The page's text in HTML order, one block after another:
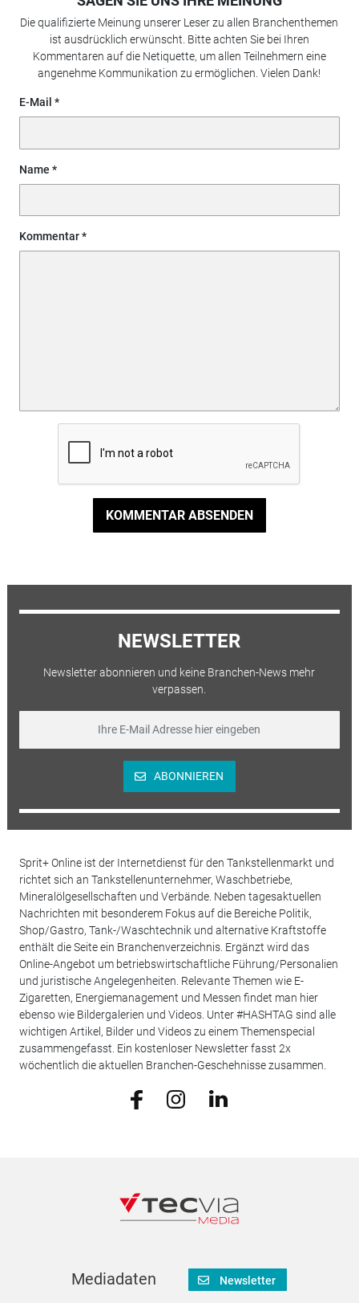
Die qualifizierte Meinung unserer Leser zu allen Branchenthemen
ist ausdrücklich erwünscht. Bitte achten Sie bei Ihren
Kommentaren auf die Netiquette, um allen Teilnehmern eine
angenehme Kommunikation zu ermöglichen. Vielen Dank!
E-Mail
Name
Kommentar
KOMMENTAR ABSENDEN
NEWSLETTER
Newsletter abonnieren und keine Branchen-News mehr
verpassen.
ABONNIEREN
Sprit+ Online ist der Internetdienst für den Tankstellenmarkt und
richtet sich an Tankstellenunternehmer, Waschbetriebe,
Mineralölgesellschaften und Verbände. Neben tagesaktuellen
Nachrichten mit besonderem Fokus auf die Bereiche Politik,
Shop/Gastro, Tank-/Waschtechnik und alternative Kraftstoffe
enthält die Seite ein Branchenverzeichnis. Ergänzt wird das
Online-Angebot um betriebswirtschaftliche Führung/Personalien
und juristische Angelegenheiten. Relevante Themen wie E-
Zigaretten, Energiemanagement und Messen findet man hier
ebenso wie Bildergalerien und Videos. Unter #HASHTAG sind alle
wichtigen Artikel, Bilder und Videos zu einem Themenspecial
zusammengefasst. Ein kostenloser Newsletter fasst 2x
wöchentlich die aktuellen Branchen-Geschehnisse zusammen.
Mediadaten Newsletter